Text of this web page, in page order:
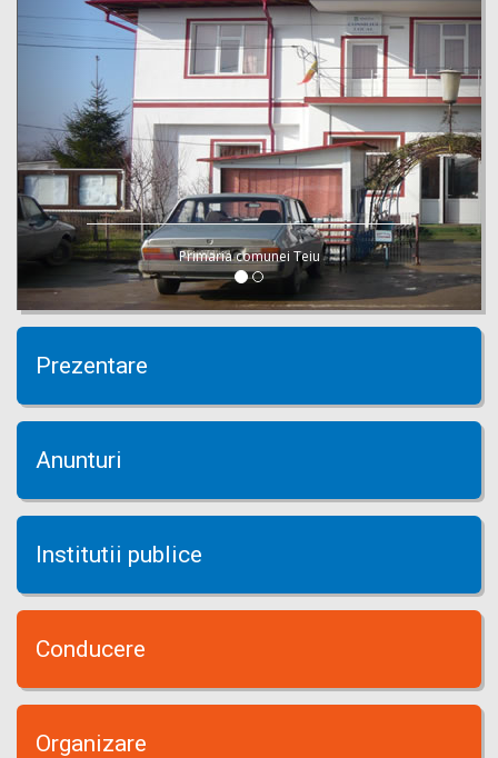
Primaria comunei Teiu
Prezentare
Anunturi
Institutii publice
Conducere
Organizare